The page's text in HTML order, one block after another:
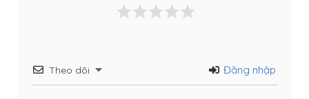
Theo dõi Đăng nhập